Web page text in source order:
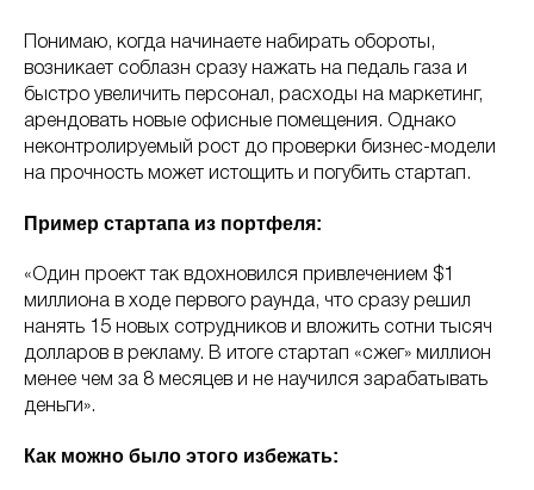
Понимаю, когда начинаете набирать обороты,
возникает соблазн сразу нажать на педаль газа и
быстро увеличить персонал, расходы на маркетинг,
арендовать новые офисные помещения. Однако
неконтролируемый рост до проверки бизнес-модели
на прочность может истощить и погубить стартап.
Пример стартапа из портфеля:
«Один проект так вдохновился привлечением $1
миллиона в ходе первого раунда, что сразу решил
нанять 15 новых сотрудников и вложить сотни тысяч
долларов в рекламу. В итоге стартап «сжег» миллион
менее чем за 8 месяцев и не научился зарабатывать
деньги».
Как можно было этого избежать: